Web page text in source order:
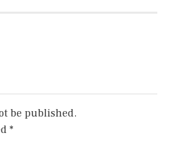
be published.
*